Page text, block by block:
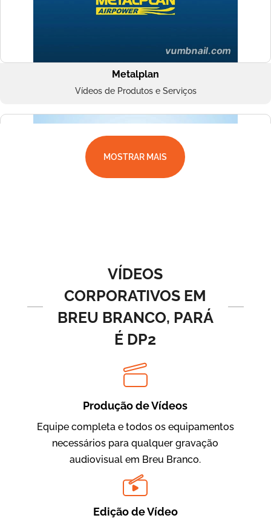
Metalplan
Vídeos de Produtos e Serviços
BRF Parceiros
Vídeos de Integração e Segurança
MOSTRAR MAIS
VÍDEOS
CORPORATIVOS EM
BREU BRANCO, PARÁ
É DP2
Produção de Vídeos
Equipe completa e todos os equipamentos
necessários para qualquer gravação
audiovisual em Breu Branco.
Edição de Vídeo